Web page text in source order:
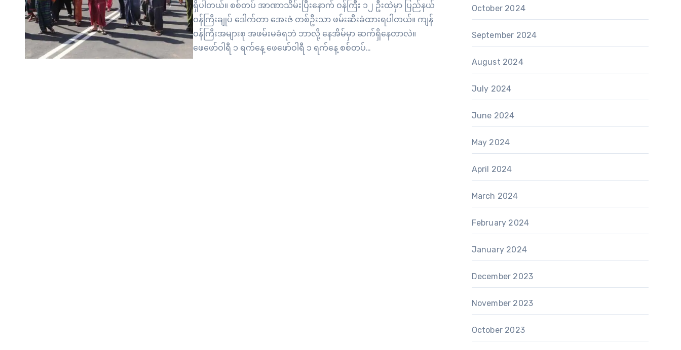
ရှိပါတယ်။ စစ်တပ် အာဏာသိမ်းပြီးနောက် ဝန်ကြီး ၁၂ ဦးထဲမှာ ပြည်နယ်
ဝန်ကြီးချုပ် ဒေါက်တာ အေးဇံ တစ်ဦးသာ ဖမ်းဆီးခံထားရပါတယ်။ ကျန်
ဝန်ကြီးအများစု အဖမ်းမခံရဘဲ ဘာလို့ နေအိမ်မှာ ဆက်ရှိနေတာလဲ။
ဖေဖော်ဝါရီ ၁ ရက်နေ့ ဖေဖော်ဝါရီ ၁ ရက်နေ့ စစ်တပ်…
October 2024
September 2024
August 2024
July 2024
June 2024
May 2024
April 2024
March 2024
February 2024
January 2024
December 2023
November 2023
October 2023